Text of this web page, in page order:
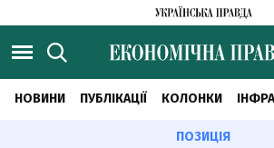
НОВИНИ ПУБЛІКАЦІЇ КОЛОНКИ
ПОЗИЦІЯ